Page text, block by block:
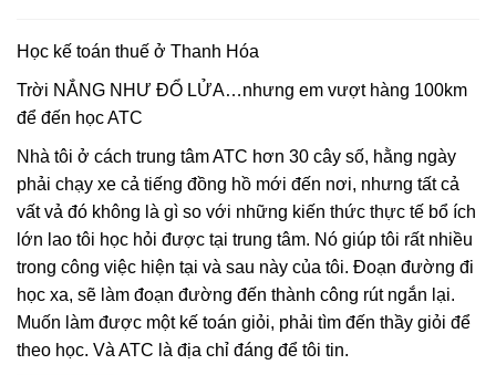
Học kế toán thuế ở Thanh Hóa
Trời NẮNG NHƯ ĐỔ LỬA…nhưng em vượt hàng 100km
để đến học ATC
Nhà tôi ở cách trung tâm ATC hơn 30 cây số, hằng ngày
phải chạy xe cả tiếng đồng hồ mới đến nơi, nhưng tất cả
vất vả đó không là gì so với những kiến thức thực tế bổ ích
lớn lao tôi học hỏi được tại trung tâm. Nó giúp tôi rất nhiều
trong công việc hiện tại và sau này của tôi. Đoạn đường đi
học xa, sẽ làm đoạn đường đến thành công rút ngắn lại.
Muốn làm được một kế toán giỏi, phải tìm đến thầy giỏi để
theo học. Và ATC là địa chỉ đáng để tôi tin.